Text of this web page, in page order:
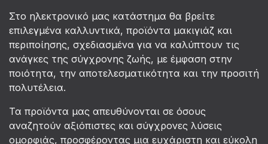
Στο ηλεκτρονικό μας κατάστημα θα βρείτε
επιλεγμένα καλλυντικά, προϊόντα μακιγιάζ και
περιποίησης, σχεδιασμένα για να καλύπτουν τις
ανάγκες της σύγχρονης ζωής, με έμφαση στην
ποιότητα, την αποτελεσματικότητα και την προσιτή
πολυτέλεια.
Τα προϊόντα μας απευθύνονται σε όσους
αναζητούν αξιόπιστες και σύγχρονες λύσεις
ομορφιάς, προσφέροντας μια ευχάριστη και εύκολη